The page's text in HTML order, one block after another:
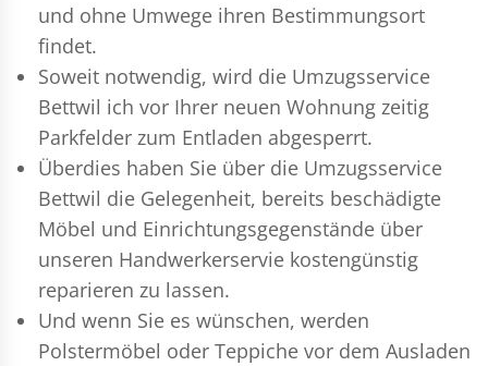
und ohne Umwege ihren Bestimmungsort
findet.
Soweit notwendig, wird die Umzugsservice
Bettwil ich vor Ihrer neuen Wohnung zeitig
Parkfelder zum Entladen abgesperrt.
Überdies haben Sie über die Umzugsservice
Bettwil die Gelegenheit, bereits beschädigte
Möbel und Einrichtungsgegenstände über
unseren Handwerkerservie kostengünstig
reparieren zu lassen.
Und wenn Sie es wünschen, werden
Polstermöbel oder Teppiche vor dem Ausladen